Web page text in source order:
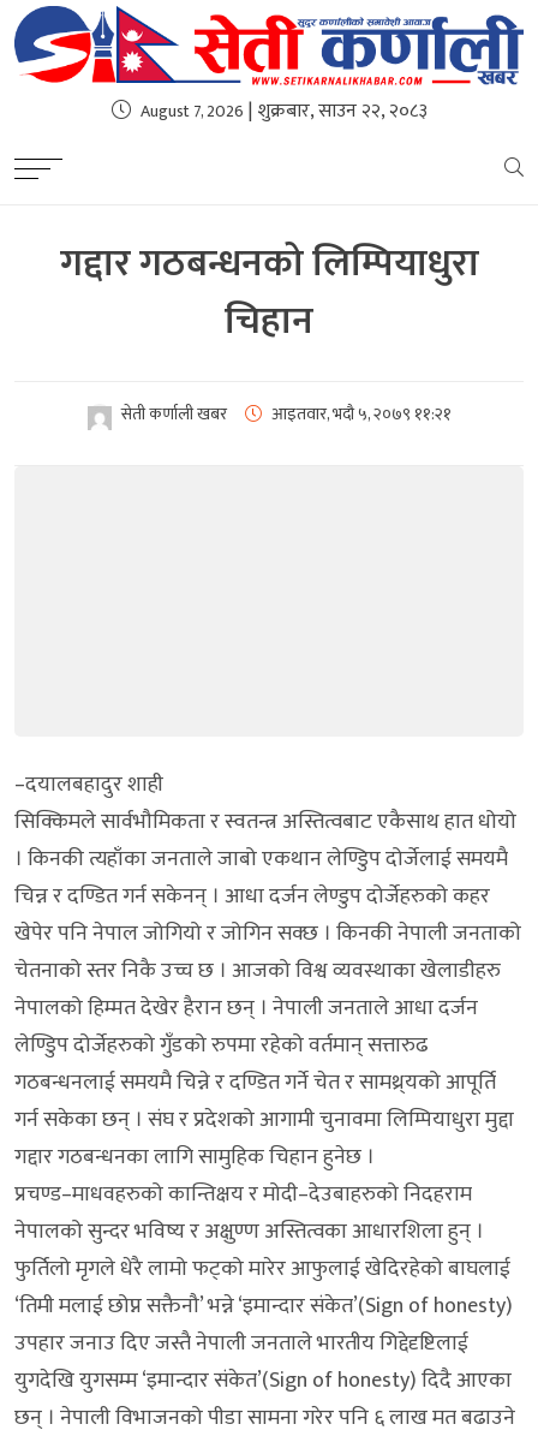
August 7, 2026 | शुक्रबार, साउन २२, २०८३
गद्दार गठबन्धनको लिम्पियाधुरा
चिहान
सेती कर्णाली खबर आइतवार, भदौ ५, २०७९ ११:२१
–दयालबहादुर शाही
सिक्किमले सार्वभौमिकता र स्वतन्त्र अस्तित्वबाट एकैसाथ हात धोयो
। किनकी त्यहाँका जनताले जाबो एकथान लेण्डिुप दोर्जेलाई समयमै
चिन्न र दण्डित गर्न सकेनन् । आधा दर्जन लेण्डुप दोर्जेहरुको कहर
खेपेर पनि नेपाल जोगियो र जोगिन सक्छ । किनकी नेपाली जनताको
चेतनाको स्तर निकै उच्च छ । आजको विश्व व्यवस्थाका खेलाडीहरु
नेपालको हिम्मत देखेर हैरान छन् । नेपाली जनताले आधा दर्जन
लेण्डिुप दोर्जेहरुको गुँडको रुपमा रहेको वर्तमान् सत्तारुढ
गठबन्धनलाई समयमै चिन्ने र दण्डित गर्ने चेत र सामथ्र्यको आपूर्ति
गर्न सकेका छन् । संघ र प्रदेशको आगामी चुनावमा लिम्पियाधुरा मुद्दा
गद्दार गठबन्धनका लागि सामुहिक चिहान हुनेछ ।
प्रचण्ड–माधवहरुको कान्तिक्षय र मोदी–देउबाहरुको निदहराम
नेपालको सुन्दर भविष्य र अक्षुण्ण अस्तित्वका आधारशिला हुन् ।
फुर्तिलो मृगले धेरै लामो फट्को मारेर आफुलाई खेदिरहेको बाघलाई
‘तिमी मलाई छोप्न सक्तैनौ’ भन्ने ‘इमान्दार संकेत’(Sign of honesty)
उपहार जनाउ दिए जस्तै नेपाली जनताले भारतीय गिद्देदृष्टिलाई
युगदेखि युगसम्म ‘इमान्दार संकेत’(Sign of honesty) दिदै आएका
छन् । नेपाली विभाजनको पीडा सामना गरेर पनि ६ लाख मत बढाउने